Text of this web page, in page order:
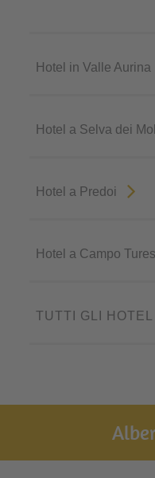
Hotel in Valle Aurina
Hotel a Selva dei
Hotel a Predoi
Hotel a Campo Tures
TUTTI GLI